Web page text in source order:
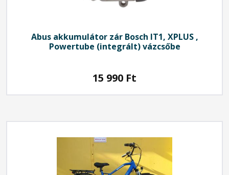
Abusakkumulátor zár Bosch IT1, XPLUS ,
Powertube (integrált) vázcsőbe
15 990 Ft